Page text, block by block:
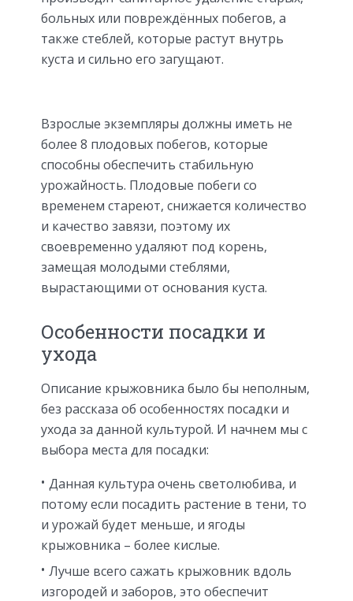
больных или повреждённых побегов, а
также стеблей, которые растут внутрь
куста и сильно его загущают.
Взрослые экземпляры должны иметь не
более 8 плодовых побегов, которые
способны обеспечить стабильную
урожайность. Плодовые побеги со
временем стареют, снижается количество
и качество завязи, поэтому их
своевременно удаляют под корень,
замещая молодыми стеблями,
вырастающими от основания куста.
Особенности посадки и
ухода
Описание крыжовника было бы неполным,
без рассказа об особенностях посадки и
ухода за данной культурой. И начнем мы с
выбора места для посадки:
Данная культура очень светолюбива, и
потому если посадить растение в тени, то
и урожай будет меньше, и ягоды
крыжовника – более кислые.
Лучше всего сажать крыжовник вдоль
изгородей и заборов, это обеспечит